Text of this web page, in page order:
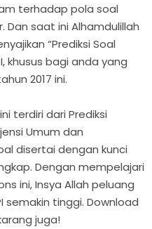
terhadap pola soal
Dan saat ini Alhamdulillah
“Prediksi Soal
khusus bagi anda yang
2017 ini.
ini terdiri dari Prediksi
Umum dan
disertai dengan kunci
Dengan mempelajari
ini, Insya Allah peluang
semakin tinggi. Download
juga!